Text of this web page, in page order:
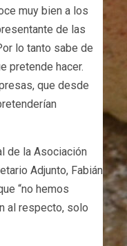
muy bien a los
de las
lo tanto sabe de
pretende hacer.
que desde
de la Asociación
Adjunto, Fabián
“no hemos
al respecto, solo